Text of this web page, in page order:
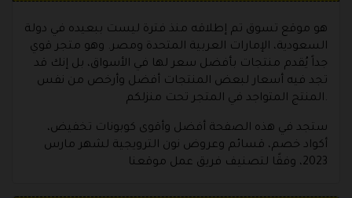
هو موقع تسوق تم إطلاقه منذ فترة ليست ببعيده في دولة
السعودية، الإمارات العربية المتحدة ومصر. وهو متجر قوي
جداً يُقدم منتجات بأفضل سعر لها في الأسواق، بل إنك قد
تجد فيه أسعار لبعض المنتجات أفضل وأرخص من نفس
المنتج المتواجد في المتجر تحت منزلكم.
ستجد في هذه الصفحة أفضل وأقوى كوبونات تخفيض،
أكواد خصم، قسائم وعروض نون الترويجية لشهر مارس
2023، وفقًا لتصنيف فريق عمل موقعنا